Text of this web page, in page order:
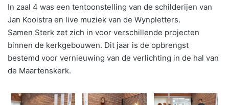
In zaal 4 was een tentoonstelling van de schilderijen van
Jan Kooistra en live muziek van de Wynpletters.
Samen Sterk zet zich in voor verschillende projecten
binnen de kerkgebouwen. Dit jaar is de opbrengst
bestemd voor vernieuwing van de verlichting in de hal van
de Maartenskerk.